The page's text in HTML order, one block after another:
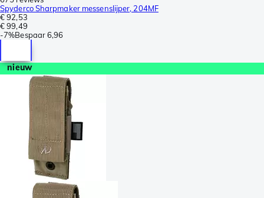
Spyderco Sharpmaker messenslijper, 204MF
€ 92,53
€ 99,49
-7%Bespaar6,96
nieuw